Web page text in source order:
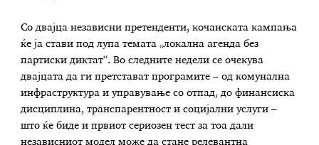
Со двајца независни претенденти, кочанската кампања
ќе ја стави под лупа темата „локална агенда без
партиски диктат“. Во следните недели се очекува
двајцата да ги претстават програмите – од комунална
инфраструктура и управување со отпад, до финансиска
дисциплина, транспарентност и социјални услуги –
што ќе биде и првиот сериозен тест за тоа дали
независниот модел може да стане релевантна